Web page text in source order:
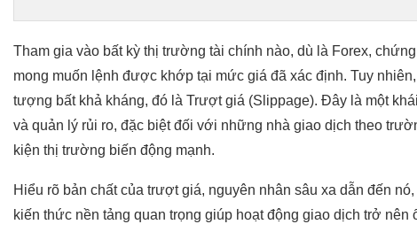
Tham gia vào bất kỳ thị trường tài chính nào, dù là Forex,
mong muốn lệnh được khớp tại mức giá đã xác định. Tuy
tượng bất khả kháng, đó là Trượt giá (Slippage). Đây là một
và quản lý rủi ro, đặc biệt đối với những nhà giao dịch theo
kiện thị trường biến động mạnh.
Hiểu rõ bản chất của trượt giá, nguyên nhân sâu xa dẫn đến
kiến thức nền tảng quan trọng giúp hoạt động giao dịch trở nên